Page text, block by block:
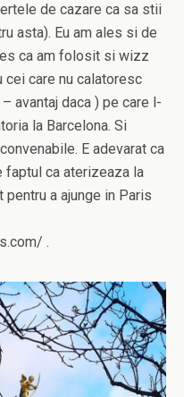
de cazare ca sa stii
asta). Eu am ales si de
ca am folosit si wizz
cei care nu calatoresc
avantaj daca ) pe care l-
la Barcelona. Si
E adevarat ca
ca aterizeaza la
a ajunge in Paris
.